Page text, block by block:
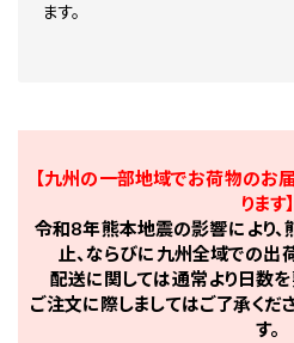
ます。
【九州の一部地域でお荷物のお
ります】
令和8年熊本地震の影響により
止、ならびに九州全域での出
配送に関しては通常より日数を
ご注文に際しましてはご了承くだ
す。